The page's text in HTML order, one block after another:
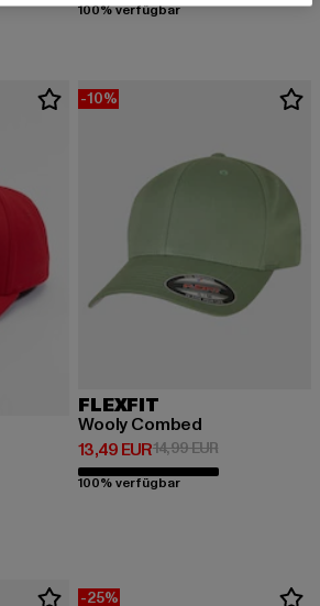
100% verfügbar
19,99 EUR
-10%
FLEXFIT
Wooly Combed
13,49 EUR
Derzeitiger Preis: 13,49 EUR
14,99 EURAktionspreis:
100% verfügbar
-25%